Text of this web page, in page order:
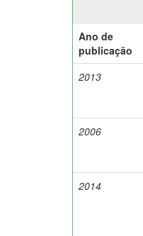
Ano de
publicação
2013
2006
2014